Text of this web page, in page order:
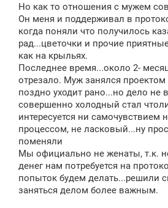
Но как то отношения с мужем
Он меня и поддерживал в
когда поняли что получилось
рад...цветочки и прочие
как на крыльях.
Последнее время...около 2-
отрезало. Муж занялся проектом
поздно уходит рано...но дело не
совершенно холодный стал
интересуется ни самочувствием
процессом, не ласковый...ну
поменяли
Мы официально не женаты, т.к.
денег нам потребуется на
попыток будем делать...решили
заняться делом более важным.